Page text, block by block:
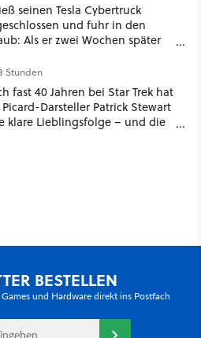
seinen Tesla Cybertruck
und fuhr in den
Als er zwei Wochen später
an [Best of GameStar]
Stunden
fast 40 Jahren bei Star Trek hat
Darsteller Patrick Stewart
klare Lieblingsfolge – und die
BESTELLEN
und Hardware direkt ins Postfach